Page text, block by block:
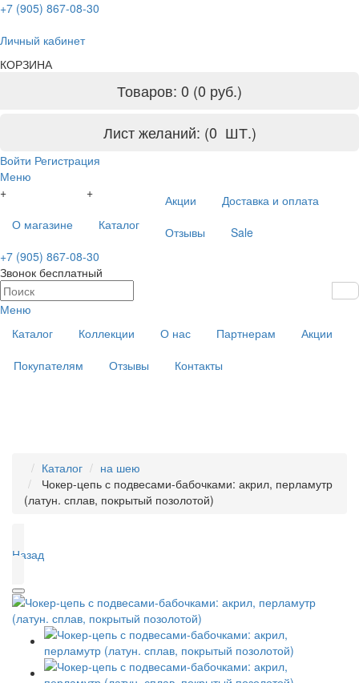
+7 (905) 867-08-30
Личный кабинет
КОРЗИНА
Товаров: 0 (0 руб.)
Лист желаний: (0 ШТ.)
Войти Регистрация
Меню
+
О магазине
+
Каталог
Акции
Доставка и оплата
Отзывы
Sale
+7 (905) 867-08-30
Звонок бесплатный
Меню
Каталог
Коллекции О нас Партнерам
Акции
Покупателям
Отзывы Контакты
Каталог
на шею
Чокер-цепь с подвесами-бабочками: акрил, перламутр
(латун. сплав, покрытый позолотой)
Назад